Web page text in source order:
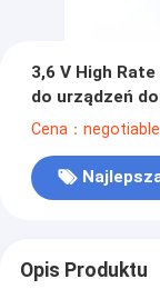
3,6 V High
do urządzeń
Cena：negotiable
Opis Produktu